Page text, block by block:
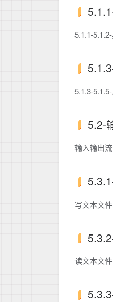
5.1.1-
5.1.3-
5.2-
输入输出
写文本文件
读文本文件